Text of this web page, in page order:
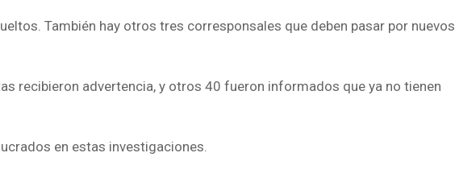
También hay otros tres corresponsales que deben pasar por nuevos
recibieron advertencia, y otros 40 fueron informados que ya no tienen
en estas investigaciones.